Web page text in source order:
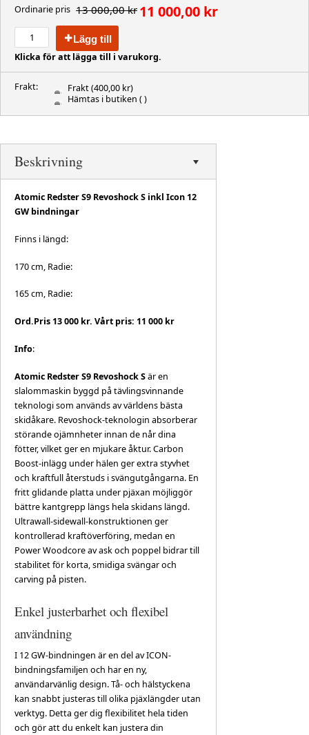
Ordinarie pris 13 000,00 kr 11 000,00 kr
Lägg till
Klicka för att lägga till i varukorg.
Frakt: Frakt(400,00 kr)
Hämtas i butiken ( )
Beskrivning
Atomic Redster S9 Revoshock S inkl Icon 12
GW bindningar
Finns i längd:
170 cm, Radie:
165 cm, Radie:
Ord.Pris 13 000 kr. Vårt pris: 11 000 kr
Info:
Atomic Redster S9 Revoshock Sär en
slalommaskin byggd på tävlingsvinnande
teknologi som används av världens bästa
skidåkare. Revoshock-teknologin absorberar
störande ojämnheter innan de når dina
fötter, vilket ger en mjukare åktur. Carbon
Boost-inlägg under hälen ger extra styvhet
och kraftfull återstuds i svängutgångarna. En
fritt glidande platta under pjäxan möjliggör
bättre kantgrepp längs hela skidans längd.
Ultrawall-sidewall-konstruktionen ger
kontrollerad kraftöverföring, medan en
Power Woodcore av ask och poppel bidrar till
stabilitet för korta, smidiga svängar och
carving på pisten.
Enkel justerbarhet och flexibel
användning
I 12 GW-bindningen är en del av ICON-
bindningsfamiljen och har en ny,
användarvänlig design. Tå- och hälstyckena
kan snabbt justeras till olika pjäxlängder utan
verktyg. Detta ger dig flexibilitet hela tiden
och gör att du enkelt kan justera din